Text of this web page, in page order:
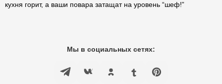
кухня горит, а ваши повара затащат на уровень “шеф!”
Мы в социальных сетях: